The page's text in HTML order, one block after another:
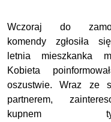
Wczoraj do
komendy zgłosiła
letnia mieszkanka
Kobieta
oszustwie. Wraz ze
partnerem,
kupnem